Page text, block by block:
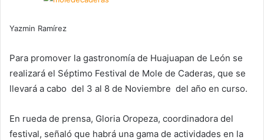
Yazmin Ramírez
Para promover la gastronomía de Huajuapan de León se
realizará el Séptimo Festival de Mole de Caderas, que se
llevará a cabo del 3 al 8 de Noviembre del año en curso.
En rueda de prensa, Gloria Oropeza, coordinadora del
festival, señaló que habrá una gama de actividades en la